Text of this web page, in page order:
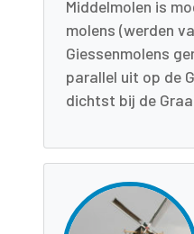
Middelmolen is
molens (werden
Giessenmolens
parallel uit op de
dichtst bij de